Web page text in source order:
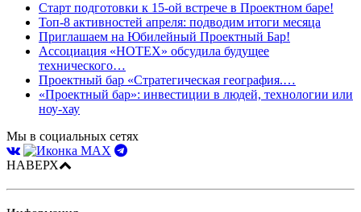
Старт подготовки к 15-ой встрече в Проектном баре!
Топ-8 активностей апреля: подводим итоги месяца
Приглашаем на Юбилейный Проектный Бар!
Ассоциация «НОТЕХ» обсудила будущее
технического…
Проектный бар «Стратегическая география.…
«Проектный бар»: инвестиции в людей, технологии или
ноу-хау
Мы в социальных сетях
НАВЕРХ